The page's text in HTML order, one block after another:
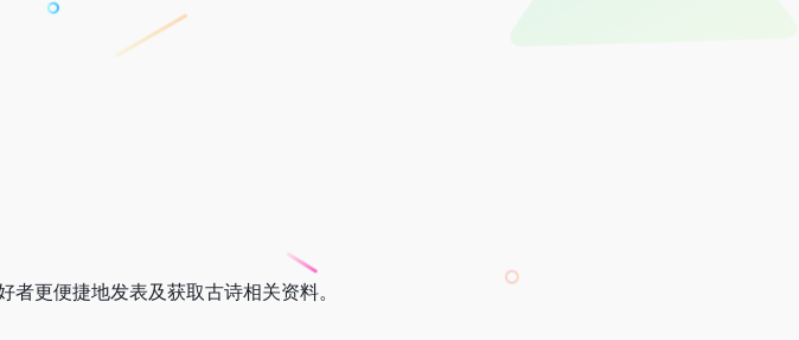
更便捷地发表及获取古诗相关资料。